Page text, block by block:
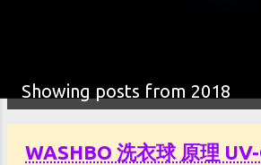
sShowing posts from 2018
WASHBO 洗衣球 原理